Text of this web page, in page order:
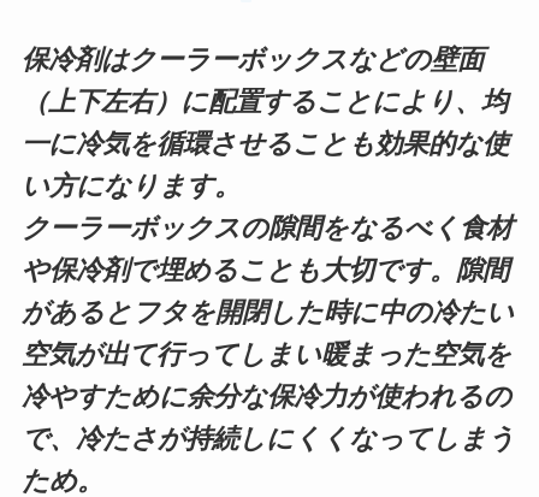
保冷剤はクーラーボックスなどの壁面
（上下左右）に配置することにより、均
一に冷気を循環させることも効果的な使
い方になります。
クーラーボックスの隙間をなるべく食材
や保冷剤で埋めることも大切です。隙間
があるとフタを開閉した時に中の冷たい
空気が出て行ってしまい暖まった空気を
冷やすために余分な保冷力が使われるの
で、冷たさが持続しにくくなってしまう
ため。